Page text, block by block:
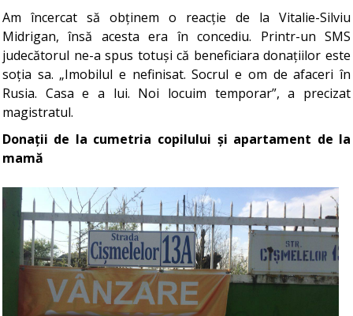
Am încercat să obținem o reacție de la Vitalie-Silviu
Midrigan, însă acesta era în concediu. Printr-un SMS
judecătorul ne-a spus totuși că beneficiara donațiilor este
soția sa. „Imobilul e nefinisat. Socrul e om de afaceri în
Rusia. Casa e a lui. Noi locuim temporar”, a precizat
magistratul.
Donații de la cumetria copilului și apartament de la
mamă